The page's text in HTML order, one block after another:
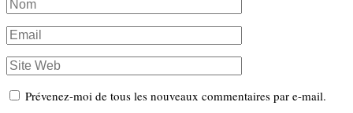
Prévenez-moi de tous les nouveaux commentaires par e-mail.